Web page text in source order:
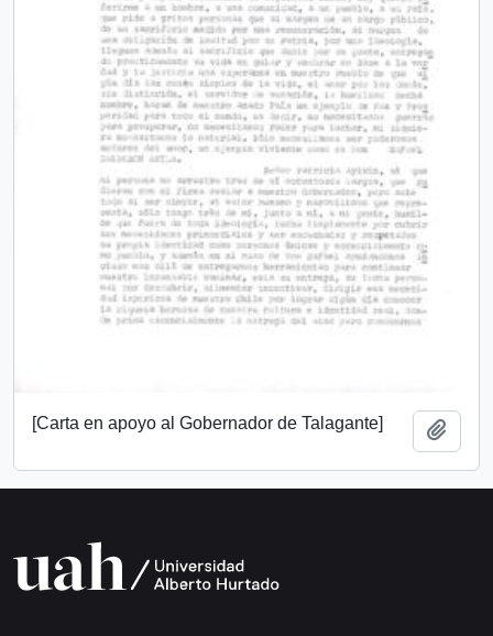
[Carta en apoyo al Gobernador de Talagante]